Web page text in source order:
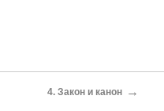
4. Закон и канон →